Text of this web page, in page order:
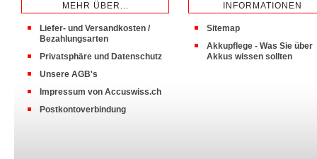
MEHR ÜBER...
Liefer- und Versandkosten /
Bezahlungsarten
Privatsphäre und Datenschutz
Unsere AGB's
Impressum von Accuswiss.ch
Postkontoverbindung
INFORMATIONEN
Sitemap
Akkupflege - Was Sie über
Akkus wissen sollten